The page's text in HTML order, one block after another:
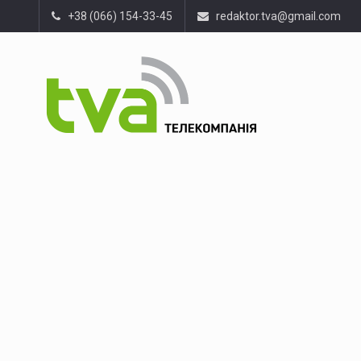
+38 (066) 154-33-45 redaktor.tva@gmail.com